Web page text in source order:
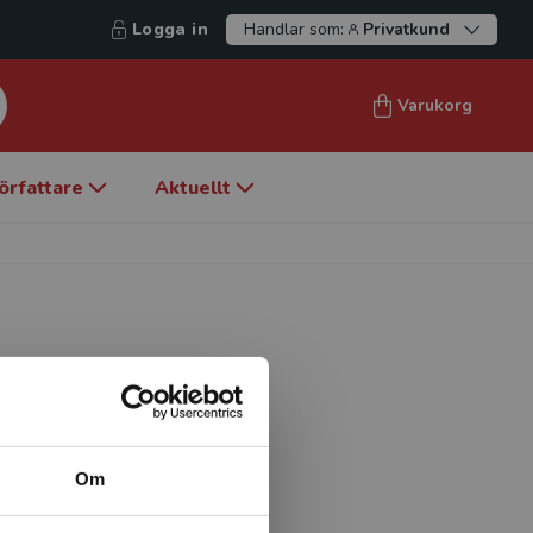
Om
Logga in Handlar som: Privatkund
Varukorg
Aktuellt
i ­förnyelse (1997),
(2009) och